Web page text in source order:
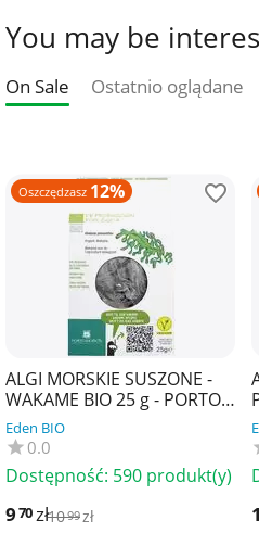
You may be
On Sale Ostatnio oglądane
Oszczędzasz 12%
ALGI MORSKIE SUSZONE -
WAKAME BIO 25 g - PORTO
MUINOS
Eden BIO
0.0
Dostępność: 590 produkt(y)
970zł1099zł